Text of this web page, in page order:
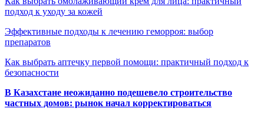
подход к уходу за кожей
Эффективные подходы к лечению геморроя: выбор
препаратов
Как выбрать аптечку первой помощи: практичный подход к
безопасности
В Казахстане неожиданно подешевело строительство
частных домов: рынок начал корректироваться